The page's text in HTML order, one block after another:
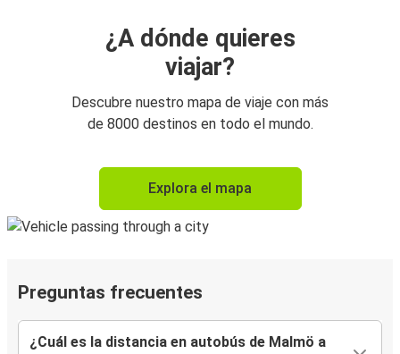
¿A dónde quieres
viajar?
Descubre nuestro mapa de viaje con más
de 8000 destinos en todo el mundo.
Explora el mapa
Preguntas frecuentes
¿Cuál es la distancia en autobús de Malmö a